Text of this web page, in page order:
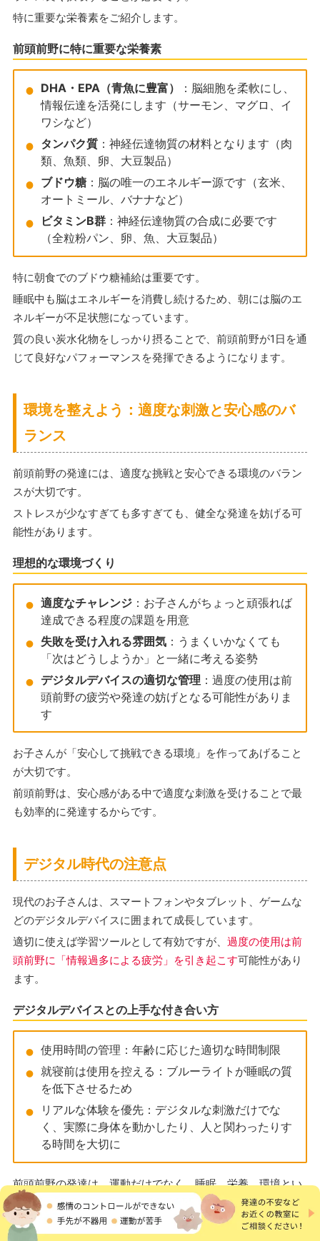
特に重要な栄養素をご紹介します。
前頭前野に特に重要な栄養素
DHA・EPA（青魚に豊富）
：脳細胞を柔軟にし、
情報伝達を活発にします（サーモン、マグロ、イ
ワシなど）
タンパク質：神経伝達物質の材料となります（肉
類、魚類、卵、大豆製品）
ブドウ糖：脳の唯一のエネルギー源です（玄米、
オートミール、バナナなど）
ビタミンB群：神経伝達物質の合成に必要です
（全粒粉パン、卵、魚、大豆製品）
特に朝食でのブドウ糖補給は重要です。
睡眠中も脳はエネルギーを消費し続けるため、朝には脳のエ
ネルギーが不足状態になっています。
質の良い炭水化物をしっかり摂ることで、前頭前野が1日を通
じて良好なパフォーマンスを発揮できるようになります。
環境を整えよう：適度な刺激と安心感のバ
ランス
前頭前野の発達には、適度な挑戦と安心できる環境のバラン
スが大切です。
ストレスが少なすぎても多すぎても、健全な発達を妨げる可
能性があります。
理想的な環境づくり
適度なチャレンジ：お子さんがちょっと頑張れば
達成できる程度の課題を用意
失敗を受け入れる雰囲気：うまくいかなくても
「次はどうしようか」と一緒に考える姿勢
デジタルデバイスの適切な管理 ：過度の使用は前
頭前野の疲労や発達の妨げとなる可能性がありま
す
お子さんが「安心して挑戦できる環境」を作ってあげること
が大切です。
前頭前野は、安心感がある中で適度な刺激を受けることで最
も効率的に発達するからです。
デジタル時代の注意点
現代のお子さんは、スマートフォンやタブレット、ゲームな
どのデジタルデバイスに囲まれて成長しています。
適切に使えば学習ツールとして有効ですが、 過度の使用は前
頭前野に「情報過多による疲労」を引き起こす可能性があり
ます。
デジタルデバイスとの上手な付き合い方
使用時間の管理：年齢に応じた適切な時間制限
就寝前は使用を控える：ブルーライトが睡眠の質
を低下させるため
リアルな体験を優先：デジタルな刺激だけでな
く、実際に身体を動かしたり、人と関わったりす
る時間を大切に
前頭前野の発達は、運動だけでなく、睡眠、栄養、環境とい
った生活全体の質によって左右されます。
どれか一つを完璧にするよりも、全体的にバランスの取れた